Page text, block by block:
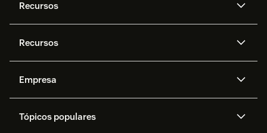
Recursos
Zendesk AI
Mensagens e chat em tempo
real
Privacidade e proteção de
Trabalho com tickets
Recursos
API e desenvolvedores
Histórias de clientes
Empresa
Carreiras
Tópicos populares